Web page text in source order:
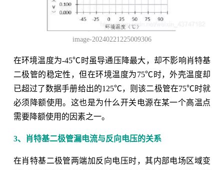
image-20240221225009306
在环境温度为-45℃时虽导通压降最大，却不影响肖特基
二极管的稳定性，但在环境温度为75℃时，外壳温度却
已超过了数据手册给出的125℃，则该二极管在75℃时就
必须降额使用。这也是为什么开关电源在某一个高温点
需要降额使用的因素之一。
3、肖特基二极管漏电流与反向电压的关系
在肖特基二极管两端加反向电压时，其内部电场区域变